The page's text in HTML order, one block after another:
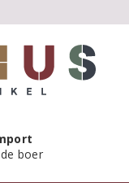
boer